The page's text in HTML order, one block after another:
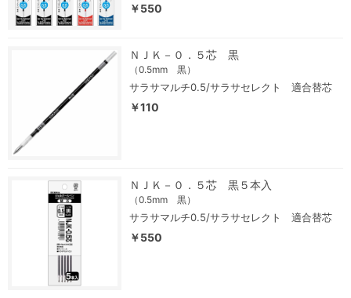
￥550
ＮＪＫ－０．５芯 黒
（0.5mm 黒）
サラサマルチ0.5/サラサセレクト 適合替芯
￥110
ＮＪＫ－０．５芯 黒５本入
（0.5mm 黒）
サラサマルチ0.5/サラサセレクト 適合替芯
￥550